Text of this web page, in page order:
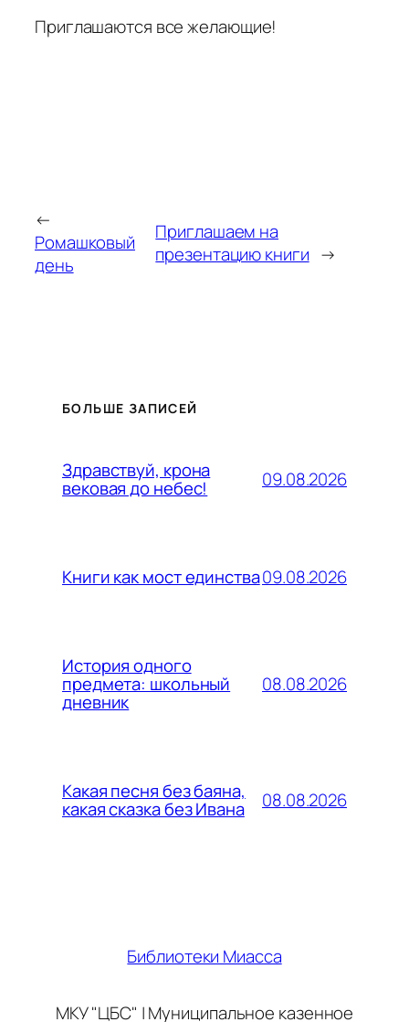
Приглашаются все желающие!
←
Ромашковый
день
Приглашаем на
презентацию книги →
БОЛЬШЕ ЗАПИСЕЙ
Здравствуй, крона
вековая до небес! 09.08.2026
Книги как мост единства09.08.2026
История одного
предмета: школьный
дневник
08.08.2026
Какая песня без баяна,
какая сказка без Ивана 08.08.2026
Библиотеки Миасса
МКУ "ЦБС" | Муниципальное казенное